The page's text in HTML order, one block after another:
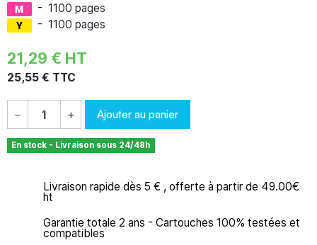
- 1100 pages
- 1100 pages
21,29 € HT
25,55 € TTC
− + Ajouter au panier
En stock - Livraison sous 24/48h
Livraison rapide dès 5 € , offerte à partir de 49.00€
ht
Garantie totale 2 ans - Cartouches 100% testées et
compatibles